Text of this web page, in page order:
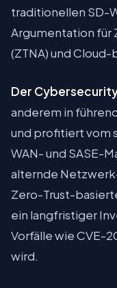
traditionellen SD-
Argumentation für
(ZTNA) und
Der
anderem in
und profitiert vom
WAN- und SASE-
alternde
Zero-Trust-
ein langfristiger
Vorfälle wie CVE-
wird.